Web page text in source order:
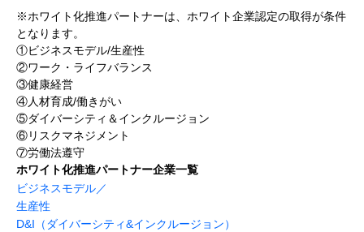
※ホワイト化推進パートナーは、ホワイト企業認定の取得が条件
となります。
①ビジネスモデル/生産性
②ワーク・ライフバランス
③健康経営
④人材育成/働きがい
⑤ダイバーシティ＆インクルージョン
⑥リスクマネジメント
⑦労働法遵守
ホワイト化推進パートナー企業一覧
ビジネスモデル／
生産性
D&I（ダイバーシティ&インクルージョン）